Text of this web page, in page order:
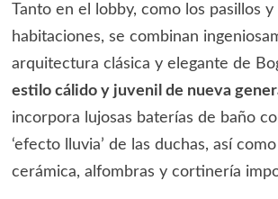
Tanto en el lobby, como los pasillos y
habitaciones, se combinan
arquitectura clásica y elegante de
estilo cálido y juvenil de nueva
incorpora lujosas baterías de baño
‘efecto lluvia’ de las duchas, así
cerámica, alfombras y cortinería